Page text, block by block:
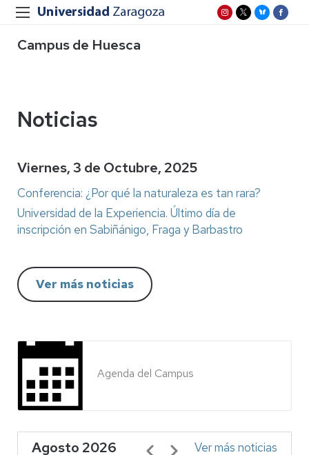
Campus de Huesca
Noticias
Viernes, 3 de Octubre, 2025
Conferencia: ¿Por qué la naturaleza es tan rara?
Universidad de la Experiencia. Último día de
inscripción en Sabiñánigo, Fraga y Barbastro
Ver más noticias
Agenda del Campus
Agosto 2026 Paginación Ver más noticias